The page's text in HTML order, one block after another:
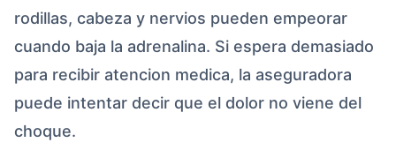
rodillas, cabeza y nervios pueden empeorar
cuando baja la adrenalina. Si espera demasiado
para recibir atencion medica, la aseguradora
puede intentar decir que el dolor no viene del
choque.